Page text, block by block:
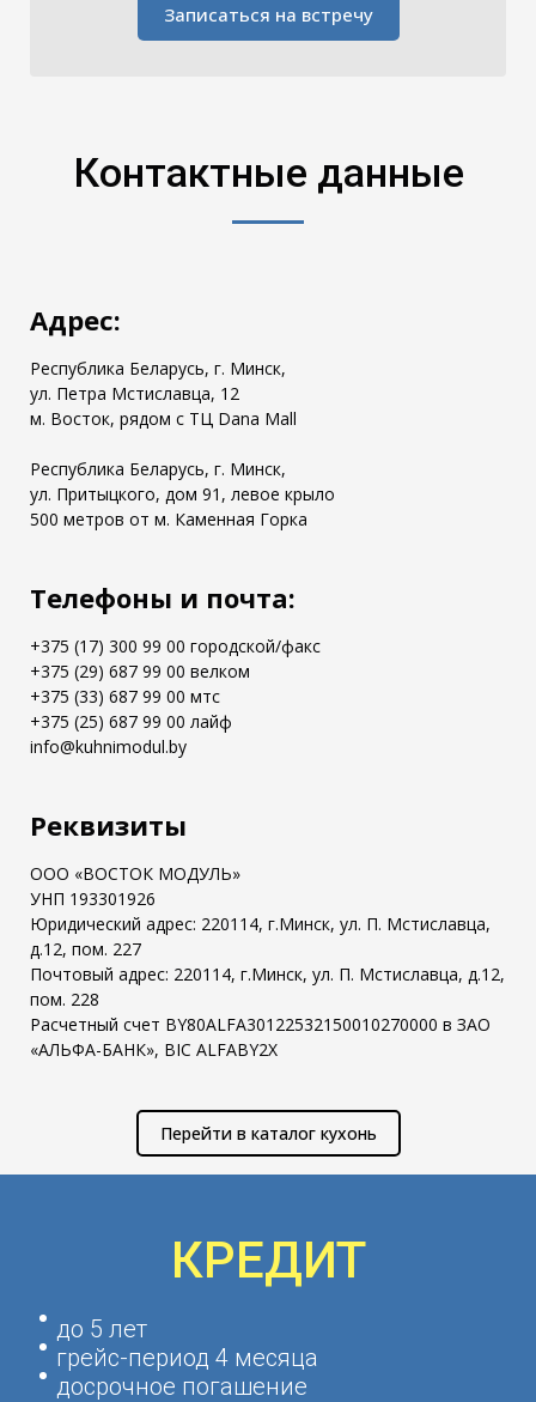
Записаться на встречу
Контактные данные
Адрес:
Республика Беларусь, г. Минск,
ул. Петра Мстиславца, 12
м. Восток, рядом с ТЦ Dana Mall
Республика Беларусь, г. Минск,
ул. Притыцкого, дом 91, левое крыло
500 метров от м. Каменная Горка
Телефоны и почта:
+375 (17) 300 99 00 городской/факс
+375 (29) 687 99 00 велком
+375 (33) 687 99 00 мтс
+375 (25) 687 99 00 лайф
info@kuhnimodul.by
Реквизиты
ООО «ВОСТОК МОДУЛЬ»
УНП 193301926
Юридический адрес: 220114, г.Минск, ул. П. Мстиславца,
д.12, пом. 227
Почтовый адрес: 220114, г.Минск, ул. П. Мстиславца, д.12,
пом. 228
Расчетный счет BY80ALFA30122532150010270000 в ЗАО
«АЛЬФА-БАНК», BIC ALFABY2X
Перейти в каталог кухонь
КРЕДИТ
до 5 лет
грейс-период 4 месяца
досрочное погашение